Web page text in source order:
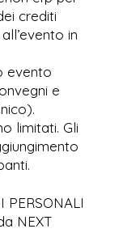
crediti
in
evento
e
limitati. Gli
PERSONALI
NEXT